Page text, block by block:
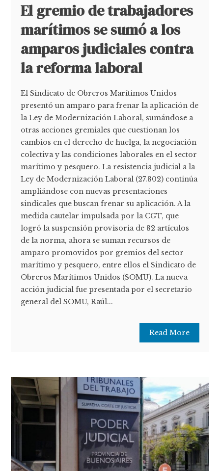
El gremio de trabajadores
marítimos se sumó a los
amparos judiciales contra
la reforma laboral
El Sindicato de Obreros Marítimos Unidos
presentó un amparo para frenar la aplicación de
la Ley de Modernización Laboral, sumándose a
otras acciones gremiales que cuestionan los
cambios en el derecho de huelga, la negociación
colectiva y las condiciones laborales en el sector
marítimo y pesquero. La resistencia judicial a la
Ley de Modernización Laboral (27.802) continúa
ampliándose con nuevas presentaciones
sindicales que buscan frenar su aplicación. A la
medida cautelar impulsada por la CGT, que
logró la suspensión provisoria de 82 artículos
de la norma, ahora se suman recursos de
amparo promovidos por gremios del sector
marítimo y pesquero, entre ellos el Sindicato de
Obreros Marítimos Unidos (SOMU). La nueva
acción judicial fue presentada por el secretario
general del SOMU, Raúl...
Read More